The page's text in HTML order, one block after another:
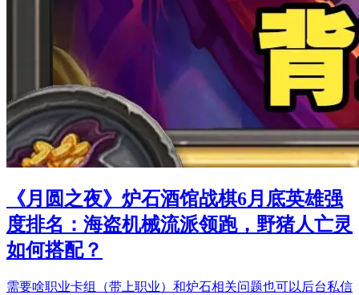
《月圆之夜》炉石酒馆战棋6月底英雄强
度排名：海盗机械流派领跑，野猪人亡灵
如何搭配？
需要啥职业卡组（带上职业）和炉石相关问题也可以后台私信